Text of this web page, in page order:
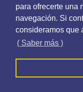
para ofrecerte una
navegación. Si
consideramos que
( Saber más )
Roc Consultors - Tots els